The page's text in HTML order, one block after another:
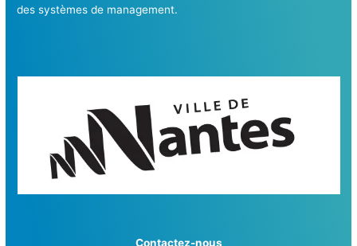
des systèmes de management.
Contactez-nous